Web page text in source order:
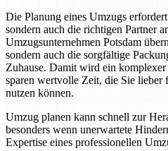
Die Planung eines Umzugs
sondern auch die richtigen Partner
Umzugsunternehmen Potsdam
sondern auch die sorgfältige
Zuhause. Damit wird ein
sparen wertvolle Zeit, die Sie
nutzen können.
Umzug planen kann schnell zur
besonders wenn unerwartete
Expertise eines professionellen